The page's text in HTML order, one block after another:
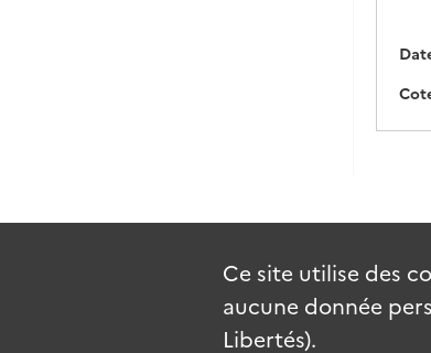
Ce site utilise des
aucune donnée
Libertés).